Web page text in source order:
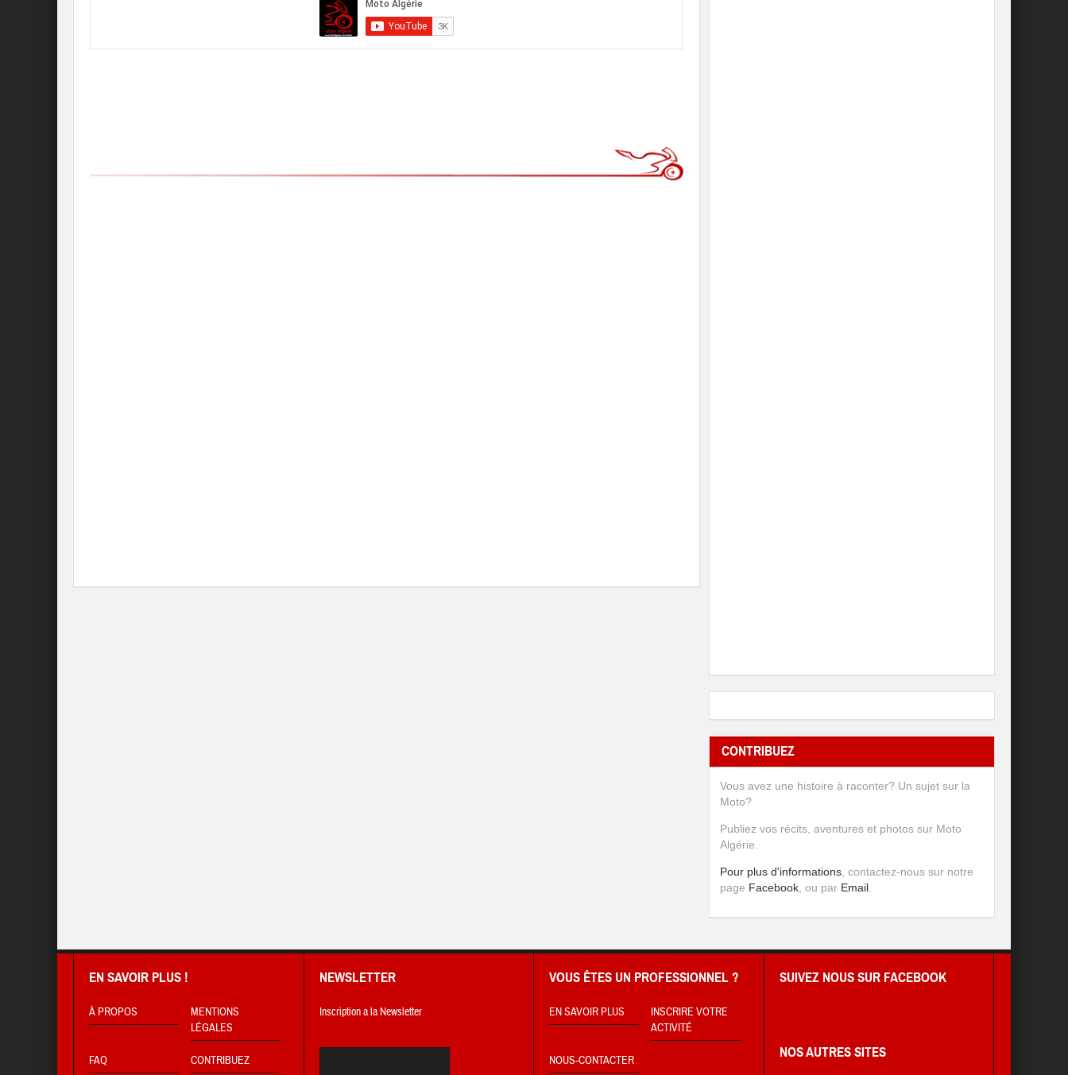
CONTRIBUEZ
Vous avez une histoire à raconter? Un sujet sur la
Moto?
Publiez vos récits, aventures et photos sur Moto
Algérie.
Pour plus d'informations , contactez-nous sur notre
page Facebook , ou par Email
EN SAVOIR PLUS !
À PROPOS
MENTIONS
LÉGALES
FAQ CONTRIBUEZ
NEWSLETTER
Inscription a la Newsletter
VOUS ÊTES UN PROFESSIONNEL ?
EN SAVOIR PLUS
INSCRIRE VOTRE
ACTIVITÉ
NOUS-CONTACTER
SUIVEZ NOUS SUR FACEBOOK
NOS AUTRES SITES